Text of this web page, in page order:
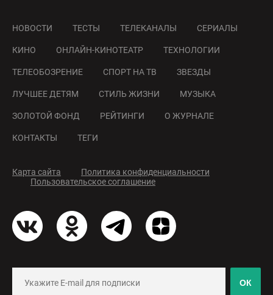
НОВОСТИ ТЕСТЫ ТЕЛЕКАНАЛЫ СЕРИАЛЫ
КИНО ОНЛАЙН-КИНОТЕАТР ТЕХНОЛОГИИ
ТЕЛЕОБОЗРЕНИЕ СПОРТ НА ТВ ЗВЕЗДЫ
ЛУЧШЕЕ ДЕТЯМ СТИЛЬ ЖИЗНИ МУЗЫКА
ЗОЛОТОЙ ФОНД РЕЙТИНГИ О ЖУРНАЛЕ
КОНТАКТЫ ТЕГИ
Карта сайта
Политика конфиденциальности
Пользовательское соглашение
ОК